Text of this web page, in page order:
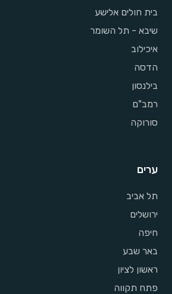
בית חולים אלישע
שיבא - תל השומר
איכילוב
הדסה
בילנסון
רמב"ם
סורוקה
ערים
תל אביב
ירושלים
חיפה
באר שבע
ראשון לציון
פתח תקווה